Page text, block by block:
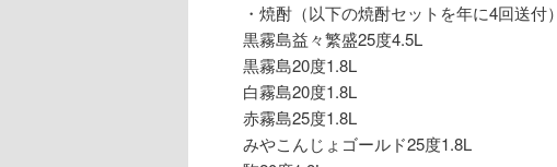
・焼酎（以下の焼酎セットを年に4回送付）
黒霧島益々繁盛25度4.5L
黒霧島20度1.8L
白霧島20度1.8L
赤霧島25度1.8L
みやこんじょゴールド25度1.8L